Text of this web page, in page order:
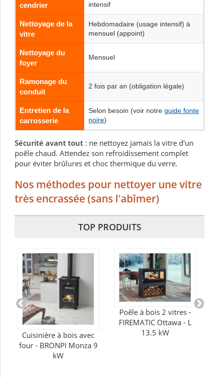
cendrier
intensif
Nettoyage de la
vitre
Hebdomadaire (usage intensif) à
mensuel (appoint)
Nettoyage du
foyer
Mensuel
Ramonage du
conduit
2 fois par an (obligation légale)
Entretien de la
carrosserie
Selon besoin (voir notre guide fonte
noire)
Sécurité avant tout : ne nettoyez jamais la vitre d'un
poêle chaud. Attendez son refroidissement complet
pour éviter brûlures et choc thermique du verre.
Nos méthodes pour nettoyer une vitre
très encrassée (sans l'abîmer)
TOP PRODUITS
Cuisinière à bois avec
four - BRONPI Monza 9
kW
Poêle à bois 2 vitres -
FIREMATIC Ottawa - L
13.5 kW